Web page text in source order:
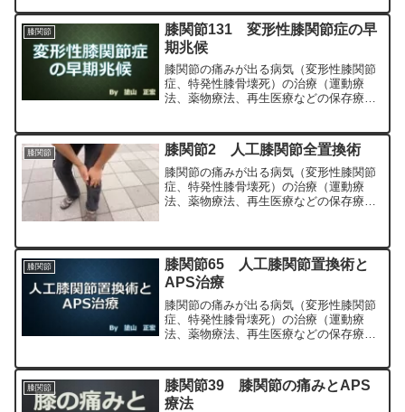
専門医（人工関節手術を専門）の塗山正
宏が色々と説明します。
膝関節
膝関節131 変形性膝関節症の早
期兆候
膝関節の痛みが出る病気（変形性膝関節
症、特発性膝骨壊死）の治療（運動療
法、薬物療法、再生医療などの保存療
専門医（人工関節手術を専門）の塗山正
宏が色々と説明します。
膝関節 膝関節2 人工膝関節全置換術
膝関節の痛みが出る病気（変形性膝関節
症、特発性膝骨壊死）の治療（運動療
法、薬物療法、再生医療などの保存療
専門医（人工関節手術を専門）の塗山正
宏が色々と説明します。
膝関節
膝関節65 人工膝関節置換術と
APS治療
膝関節の痛みが出る病気（変形性膝関節
症、特発性膝骨壊死）の治療（運動療
法、薬物療法、再生医療などの保存療
専門医（人工関節手術を専門）の塗山正
宏が色々と説明します。
膝関節
膝関節39 膝関節の痛みとAPS
療法